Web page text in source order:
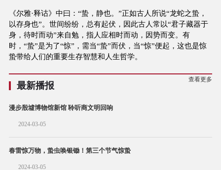
《尔雅·释诂》中曰：“蛰，静也。”正如古人所说“龙蛇之蛰，
以存身也”。世间纷纷，总有起伏，因此古人常以“君子藏器于
身，待时而动”来自勉，指人应相时而动，因势而变。有
时，“蛰”是为了“惊”，需当“蛰”而伏，当“惊”便起，这也是惊
蛰带给人们的重要生存智慧和人生哲学。
最新播报
查看更多
漫步殷墟博物馆新馆 聆听商文明回响
2024-03-05
春雷惊万物，蛰虫唤银锄！第三个节气惊蛰
2024-03-05